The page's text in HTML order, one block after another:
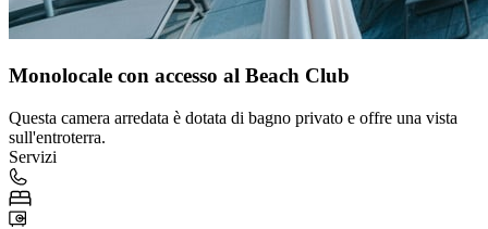
Monolocale con accesso al Beach Club
Questa camera arredata è dotata di bagno privato e offre una vista
sull'entroterra.
Servizi